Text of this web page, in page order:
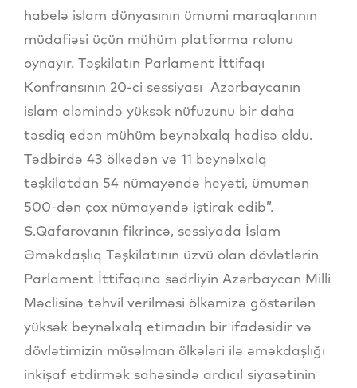
habelə islam dünyasının ümumi maraqlarının
müdafiəsi üçün mühüm platforma rolunu
oynayır. Təşkilatın Parlament İttifaqı
Konfransının 20-ci sessiyası Azərbaycanın
islam aləmində yüksək nüfuzunu bir daha
təsdiq edən mühüm beynəlxalq hadisə oldu.
Tədbirdə 43 ölkədən və 11 beynəlxalq
təşkilatdan 54 nümayəndə heyəti, ümumən
500-dən çox nümayəndə iştirak edib”.
S.Qafarovanın fikrincə, sessiyada İslam
Əməkdaşlıq Təşkilatının üzvü olan dövlətlərin
Parlament İttifaqına sədrliyin Azərbaycan Milli
Məclisinə təhvil verilməsi ölkəmizə göstərilən
yüksək beynəlxalq etimadın bir ifadəsidir və
dövlətimizin müsəlman ölkələri ilə əməkdaşlığı
inkişaf etdirmək sahəsində ardıcıl siyasətinin